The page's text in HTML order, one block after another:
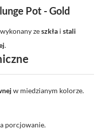
Pot - Gold
zeszkłai stali
.
w miedzianym kolorze.
porcjowanie.